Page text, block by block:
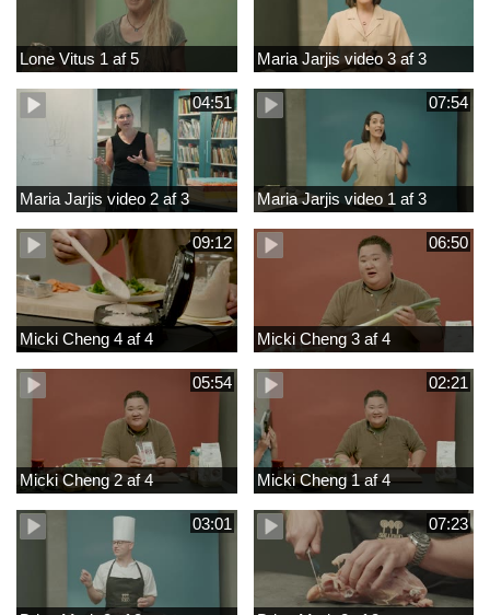
Lone Vitus 1 af 5 Maria Jarjis video 3 af 3
04:51
Maria Jarjis video 2 af 3
07:54
Maria Jarjis video 1 af 3
09:12
Micki Cheng 4 af 4
06:50
Micki Cheng 3 af 4
05:54
Micki Cheng 2 af 4
02:21
Micki Cheng 1 af 4
03:01 07:23